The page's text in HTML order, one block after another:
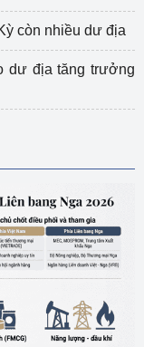
còn nhiều dư địa
dư địa tăng trưởng